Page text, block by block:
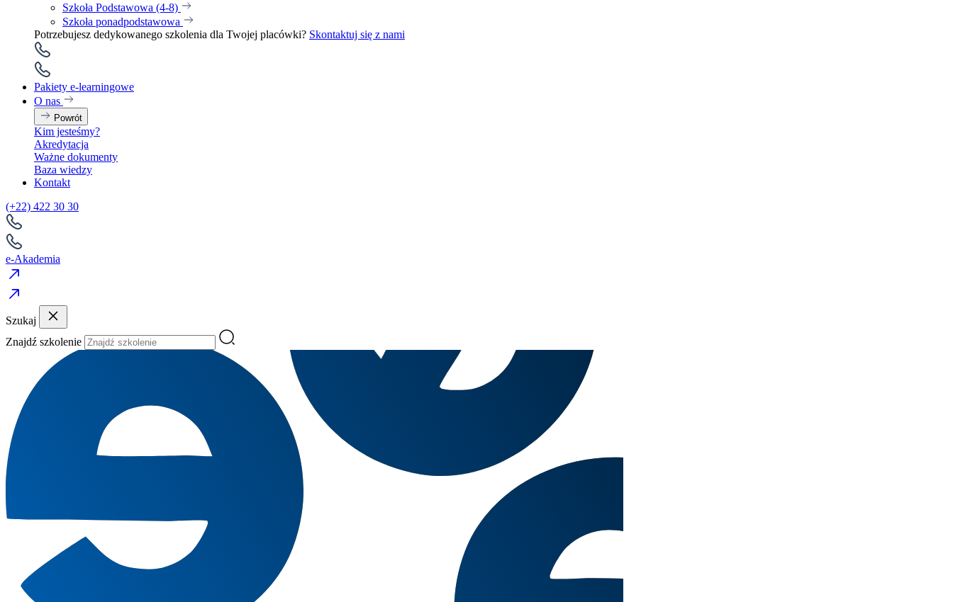
Szkoła Podstawowa (4-8)
Szkoła ponadpodstawowa
Potrzebujesz dedykowanego szkolenia dla Twojej placówki? Skontaktuj się z nami
Pakiety e-learningowe
O nas
Powrót
Kim jesteśmy?
Akredytacja
Ważne dokumenty
Baza wiedzy
Kontakt
(+22) 422 30 30
e-Akademia
Szukaj
Znajdź szkolenie